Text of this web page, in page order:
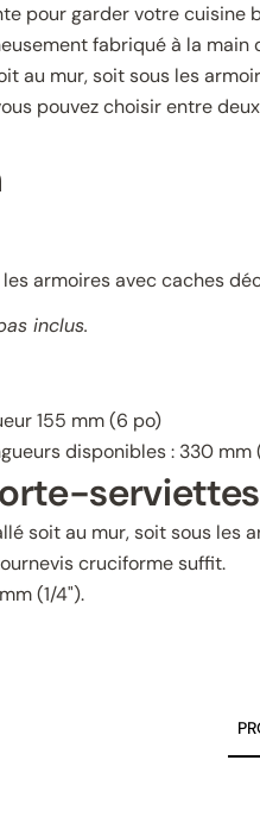
pour garder votre
fabriqué à la
au mur, soit sous les
pouvez choisir entre
armoires avec caches
inclus.
155 mm (6 po)
disponibles : 330 mm
soit au mur, soit sous les
cruciforme suffit.
(1/4").